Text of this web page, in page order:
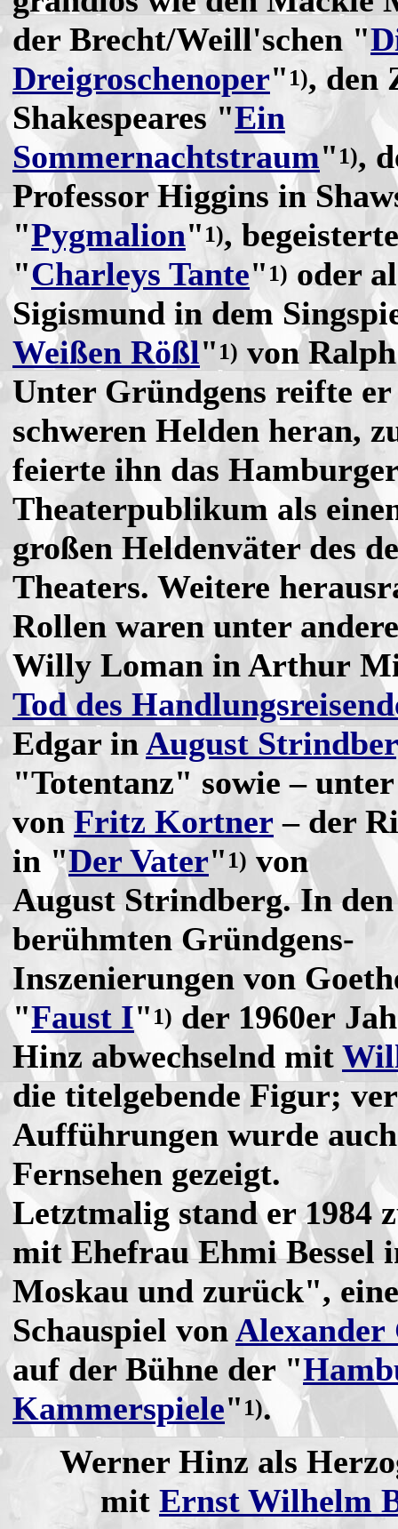
der Brecht/Weill'schen "
Dreigroschenoper" 1), den
Shakespeares "Ein
Sommernachtstraum" 1),
Professor Higgins in
"Pygmalion" 1),
"Charleys Tante" 1) oder
Sigismund in dem
Weißen Rößl" 1) von
Unter Gründgens reifte
schweren Helden heran,
feierte ihn das Hamburger
Theaterpublikum als
großen Heldenväter des
Theaters. Weitere
Rollen waren unter
Willy Loman in Arthur
Tod des
Edgar inAugust
"Totentanz" sowie –
vonFritz Kortner – der
in "Der Vater" 1) von
August Strindberg. In den
berühmten Gründgens-
Inszenierungen von
"Faust I" 1) der 1960er
Hinz abwechselnd mit
die titelgebende Figur;
Aufführungen wurde
Fernsehen gezeigt.
Letztmalig stand er 1984
mit Ehefrau Ehmi Bessel
Moskau und zurück",
Schauspiel vonAlexander
auf der Bühne der "
Kammerspiele" 1).
Werner Hinz als
mit Ernst Wilhelm